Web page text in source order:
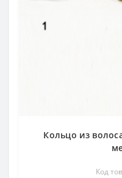
Кольцо из
Код